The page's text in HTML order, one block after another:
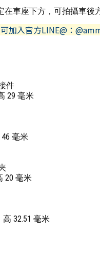
車座下方，可拍攝車後
加入官方LINE@：
件
29 毫米
毫米
20 毫米
高 32.51 毫米